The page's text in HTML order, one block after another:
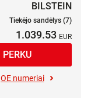
BILSTEIN
Tiekėjo sandėlys (7)
1.039.53
OE numeriai